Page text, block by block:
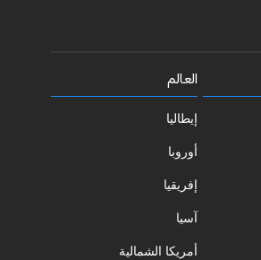
العالم
إيطاليا
أوروبا
إفريقيا
آسيا
أمريكا الشمالية